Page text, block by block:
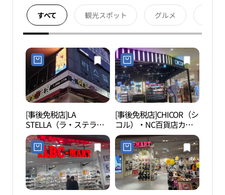
すべて 観光スポット グルメ
[事後免税店]LA
STELLA（ラ・ステラ）
(라스텔라)
[事後免税店]CHICOR（シ
コル）・NC百貨店カン
ソ（江西）店(시코르 NC
백화점 강서점)